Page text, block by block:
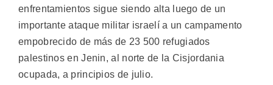
enfrentamientos sigue siendo alta luego de un
importante ataque militar israelí a un campamento
empobrecido de más de 23 500 refugiados
palestinos en Jenin, al norte de la Cisjordania
ocupada, a principios de julio.